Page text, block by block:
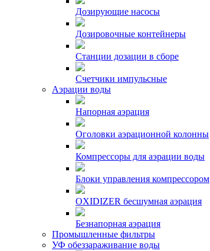
Дозирующие насосы
Дозировочные контейнеры
Станции дозации в сборе
Счетчики импульсные
Аэрации воды
Напорная аэрация
Оголовки аэрационной колонны
Компрессоры для аэрации воды
Блоки управления компрессором
OXIDIZER бесшумная аэрация
Безнапорная аэрация
Промышленные фильтры
УФ обеззараживание воды